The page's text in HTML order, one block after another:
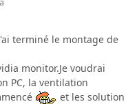
terminé le montage de
monitor.Je voudrai
PC, la ventilation
et les solution